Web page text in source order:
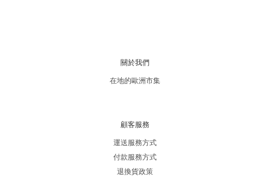
關於我們
在地的歐洲市集
顧客服務
運送服務方式
付款服務方式
退換貨政策